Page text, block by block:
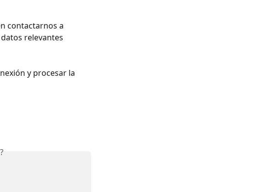
contactarnos a
relevantes
y procesar la